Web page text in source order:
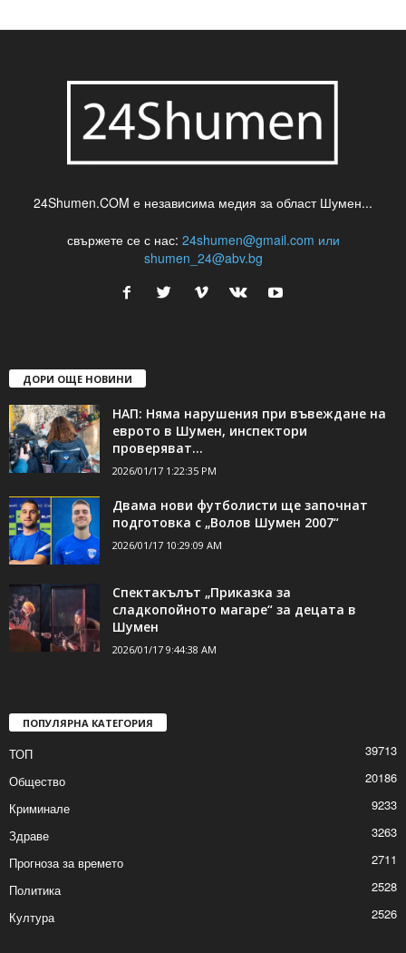
24Shumen.COM е независима медия за област Шумен...
свържете се с нас: 24shumen@gmail.com или
shumen_24@abv.bg
ДОРИ ОЩЕ НОВИНИ
НАП: Няма нарушения при въвеждане на
еврото в Шумен, инспектори
проверяват...
2026/01/17 1:22:35 PM
Двама нови футболисти ще започнат
подготовка с „Волов Шумен 2007“
2026/01/17 10:29:09 AM
Спектакълът „Приказка за
сладкопойното магаре“ за децата в
Шумен
2026/01/17 9:44:38 AM
ПОПУЛЯРНА КАТЕГОРИЯ
ТОП
39713
Общество
20186
Криминале
9233
Здраве
3263
Прогноза за времето
2711
Политика
2528
Култура
2526